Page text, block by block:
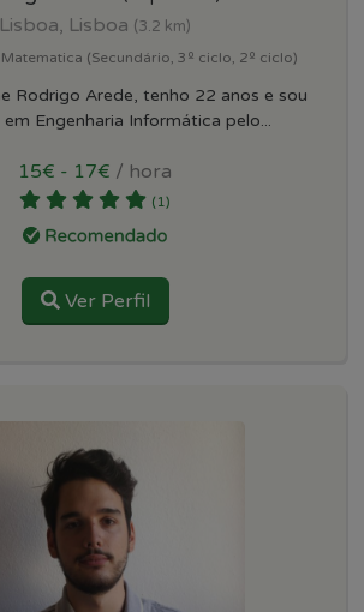
Lisboa, Lisboa (3.2 km)
(Secundário, 3º ciclo, 2º ciclo)
Rodrigo Arede, tenho 22 anos e sou
Engenharia Informática pelo...
15€ - 17€ / hora
(1)
Ver Perfil